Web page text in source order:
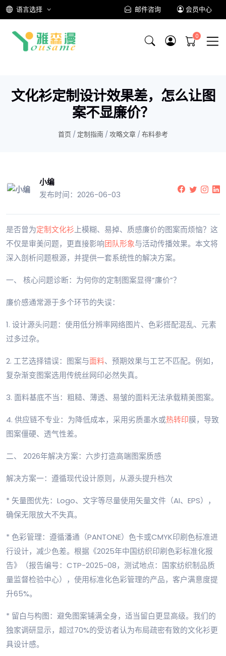
语言选择 邮件咨询 会员中心
文化衫定制设计效果差，怎么让图
案不显廉价？
首页 / 定制指南 / 攻略文章 / 布料参考
小编
发布时间：2026-06-03
是否曾为定制文化衫上模糊、易掉、质感廉价的图案而烦恼？这
不仅是审美问题，更直接影响团队形象与活动传播效果。本文将
深入剖析问题根源，并提供一套系统性的解决方案。
一、 核心问题诊断：为何你的定制图案显得“廉价”？
廉价感通常源于多个环节的失误：
1. 设计源头问题：使用低分辨率网络图片、色彩搭配混乱、元素
过多过杂。
2. 工艺选择错误：图案与面料、预期效果与工艺不匹配。例如，
复杂渐变图案选用传统丝网印必然失真。
3. 面料基底不当：粗糙、薄透、易皱的面料无法承载精美图案。
4. 供应链不专业：为降低成本，采用劣质墨水或热转印膜，导致
图案僵硬、透气性差。
二、 2026年解决方案：六步打造高端图案质感
解决方案一：遵循现代设计原则，从源头提升档次
* 矢量图优先：Logo、文字等尽量使用矢量文件（AI、EPS），
确保无限放大不失真。
* 色彩管理：遵循潘通（PANTONE）色卡或CMYK印刷色标准进
行设计，减少色差。根据《2025年中国纺织印刷色彩标准化报
告》（报告编号：CTP-2025-08，测试地点：国家纺织制品质
量监督检验中心），使用标准化色彩管理的产品，客户满意度提
升65%。
* 留白与构图：避免图案铺满全身，适当留白更显高级。我们的
独家调研显示，超过70%的受访者认为布局疏密有致的文化衫更
具设计感。